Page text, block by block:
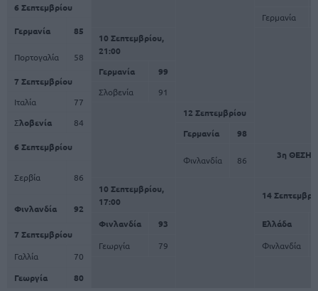
6 Σεπτεμβρίου
Γερμανία
Γερμανία
85
10 Σεπτεμβρίου,
21:00
Πορτογαλία
58
Γερμανία
99
7 Σεπτεμβρίου
Σλοβενία
91
Ιταλία
77
12 Σεπτεμβρίου
Σλοβενία
84
Γερμανία
98
6 Σεπτεμβρίου
Φινλανδία
86
3η ΘΕΣΗ
Σερβία
86
10 Σεπτεμβρίου,
17:00
14
Φινλανδία
92
Φινλανδία
93 Ελλάδα
7 Σεπτεμβρίου
Γεωργία
79 Φινλανδία
Γαλλία
70
Γεωργία
80